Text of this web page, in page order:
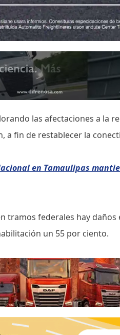
las afectaciones a la
a fin de restablecer la
en Tamaulipas
tramos federales hay daños
un 55 por ciento.